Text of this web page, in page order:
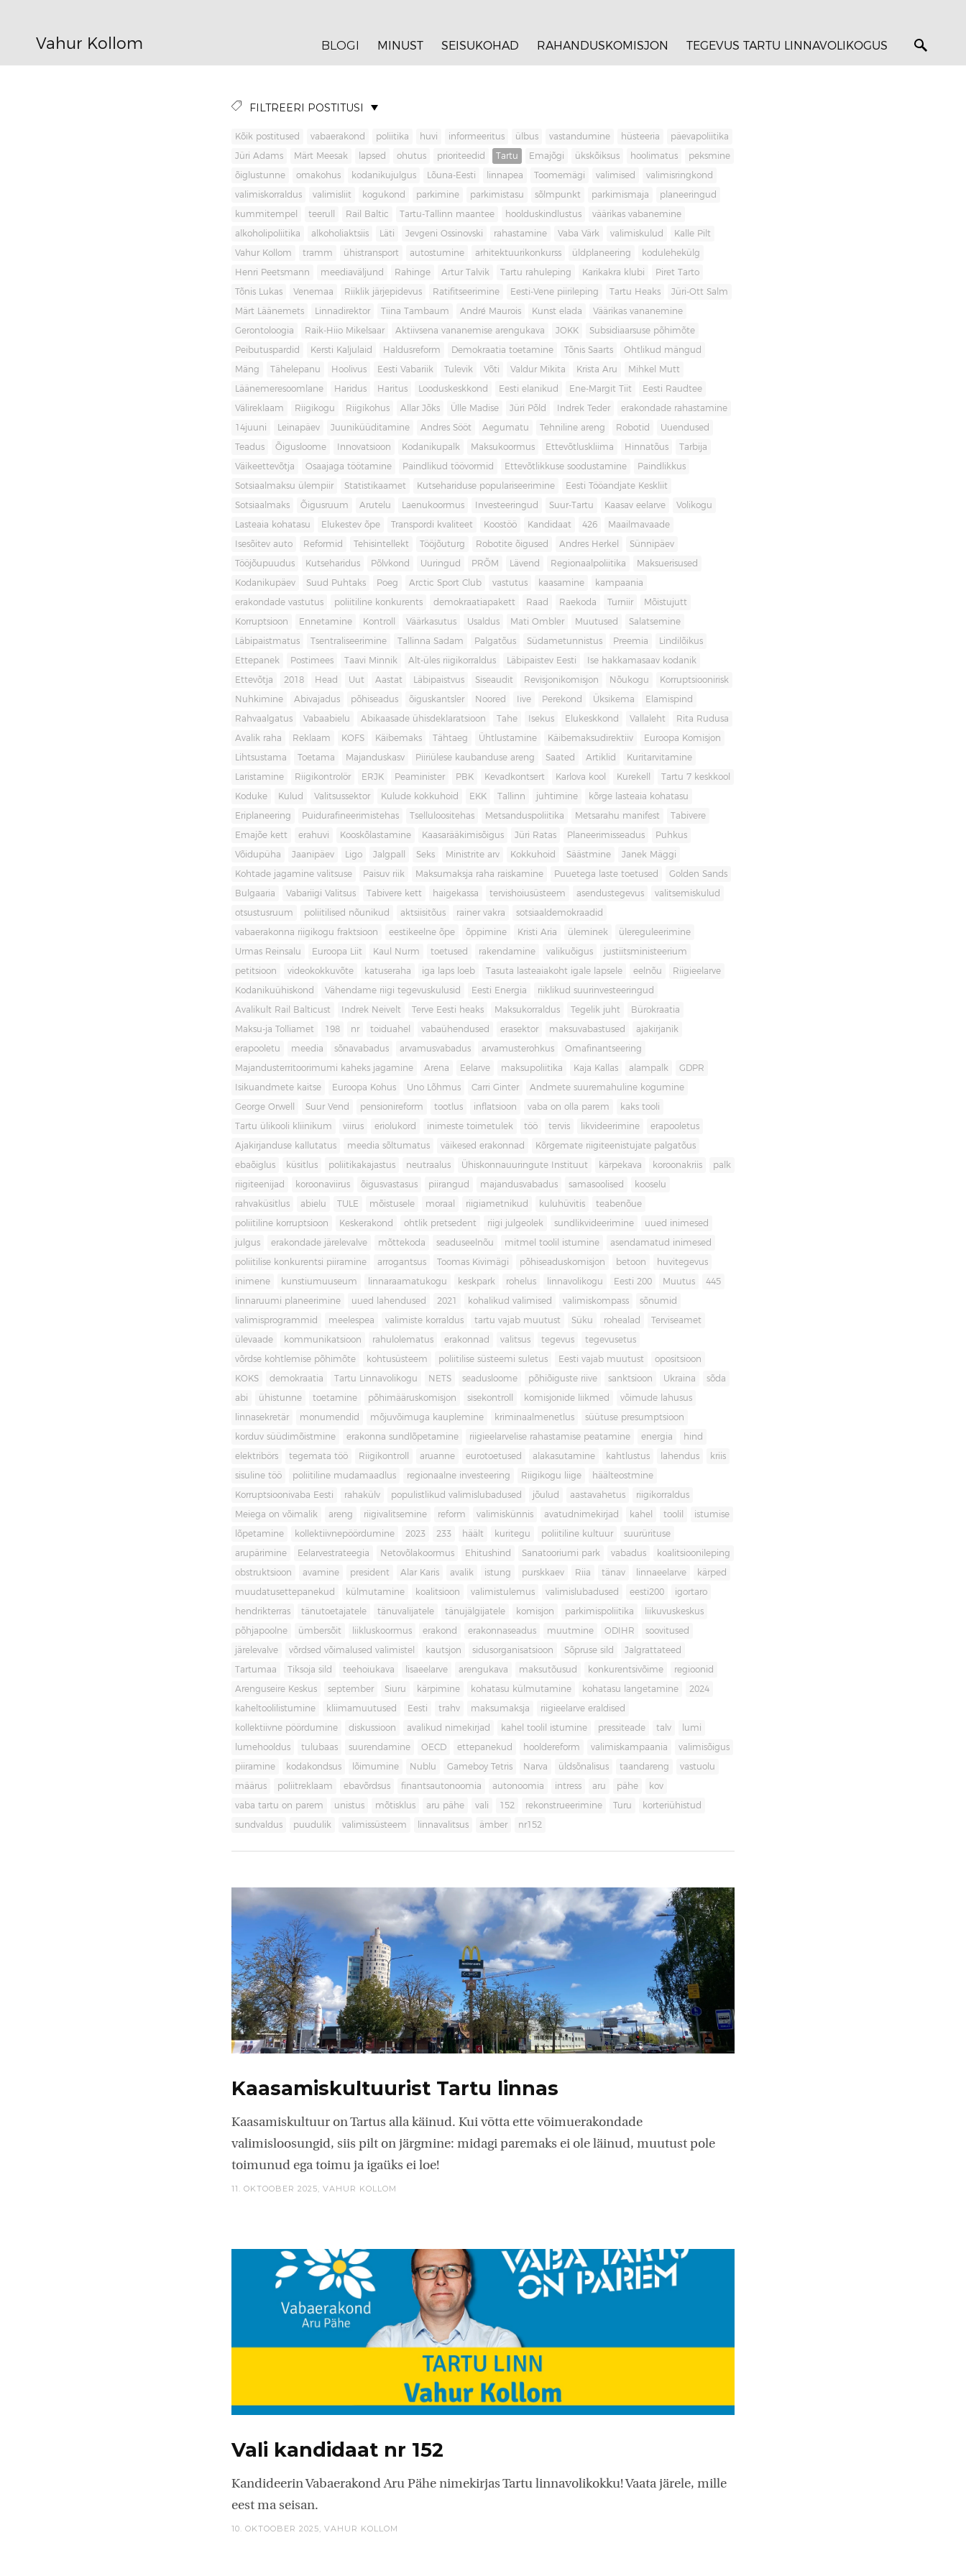
Vahur Kollom BLOGI MINUST SEISUKOHAD RAHANDUSKOMISJON TEGEVUS TARTU LINNAVOLIKOGUS
FILTREERI POSTITUSI
Kõik postitused vabaerakond poliitika huvi informeeritus ülbus vastandumine hüsteeria päevapoliitika
Jüri Adams Märt Meesak lapsed ohutus prioriteedid Tartu Emajõgi ükskõiksus hoolimatus peksmine
õiglustunne omakohus kodanikujulgus Lõuna-Eesti linnapea Toomemägi valimised valimisringkond
valimiskorraldus valimisliit kogukond parkimine parkimistasu sõlmpunkt parkimismaja planeeringud
kummitempel teerull Rail Baltic Tartu-Tallinn maantee hoolduskindlustus väärikas vabanemine
alkoholipoliitika alkoholiaktsiis Läti Jevgeni Ossinovski rahastamine Vaba Värk valimiskulud Kalle Pilt
Vahur Kollom tramm ühistransport autostumine arhitektuurikonkurss üldplaneering kodulehekülg
Henri Peetsmann meediaväljund Rahinge Artur Talvik Tartu rahuleping Karikakra klubi Piret Tarto
Tõnis Lukas Venemaa Riiklik järjepidevus Ratifitseerimine Eesti-Vene piirileping Tartu Heaks Jüri-Ott Salm
Märt Läänemets Linnadirektor Tiina Tambaum André Maurois Kunst elada Väärikas vananemine
Gerontoloogia Raik-Hiio Mikelsaar Aktiivsena vananemise arengukava JOKK Subsidiaarsuse põhimõte
Peibutuspardid Kersti Kaljulaid Haldusreform Demokraatia toetamine Tõnis Saarts Ohtlikud mängud
Mäng Tähelepanu Hoolivus Eesti Vabariik Tulevik Võti Valdur Mikita Krista Aru Mihkel Mutt
Läänemeresoomlane Haridus Haritus Looduskeskkond Eesti elanikud Ene-Margit Tiit Eesti Raudtee
Välireklaam Riigikogu Riigikohus Allar Jõks Ülle Madise Jüri Põld Indrek Teder erakondade rahastamine
14juuni Leinapäev Juuniküüditamine Andres Sööt Aegumatu Tehniline areng Robotid Uuendused
Teadus Õigusloome Innovatsioon Kodanikupalk Maksukoormus Ettevõtluskliima Hinnatõus Tarbija
Väikeettevõtja Osaajaga töötamine Paindlikud töövormid Ettevõtlikkuse soodustamine Paindlikkus
Sotsiaalmaksu ülempiir Statistikaamet Kutsehariduse populariseerimine Eesti Tööandjate Keskliit
Sotsiaalmaks Õigusruum Arutelu Laenukoormus Investeeringud Suur-Tartu Kaasav eelarve Volikogu
Lasteaia kohatasu Elukestev õpe Transpordi kvaliteet Koostöö Kandidaat 426 Maailmavaade
Isesõitev auto Reformid Tehisintellekt Tööjõuturg Robotite õigused Andres Herkel Sünnipäev
Tööjõupuudus Kutseharidus Põlvkond Uuringud PRÕM Lävend Regionaalpoliitika Maksuerisused
Kodanikupäev Suud Puhtaks Poeg Arctic Sport Club vastutus kaasamine kampaania
erakondade vastutus poliitiline konkurents demokraatiapakett Raad Raekoda Turniir Mõistujutt
Korruptsioon Ennetamine Kontroll Väärkasutus Usaldus Mati Ombler Muutused Salatsemine
Läbipaistmatus Tsentraliseerimine Tallinna Sadam Palgatõus Südametunnistus Preemia Lindilõikus
Ettepanek Postimees Taavi Minnik Alt-üles riigikorraldus Läbipaistev Eesti Ise hakkamasaav kodanik
Ettevõtja 2018 Head Uut Aastat Läbipaistvus Siseaudit Revisjonikomisjon Nõukogu Korruptsioonirisk
Nuhkimine Abivajadus põhiseadus õiguskantsler Noored Iive Perekond Üksikema Elamispind
Rahvaalgatus Vabaabielu Abikaasade ühisdeklaratsioon Tahe Isekus Elukeskkond Vallaleht Rita Rudusa
Avalik raha Reklaam KOFS Käibemaks Tähtaeg Ühtlustamine Käibemaksudirektiiv Euroopa Komisjon
Lihtsustama Toetama Majanduskasv Piiriülese kaubanduse areng Saated Artiklid Kuritarvitamine
Laristamine Riigikontrolör ERJK Peaminister PBK Kevadkontsert Karlova kool Kurekell Tartu 7 keskkool
Koduke Kulud Valitsussektor Kulude kokkuhoid EKK Tallinn juhtimine kõrge lasteaia kohatasu
Eriplaneering Puidurafineerimistehas Tselluloositehas Metsanduspoliitika Metsarahu manifest Tabivere
Emajõe kett erahuvi Kooskõlastamine Kaasarääkimisõigus Jüri Ratas Planeerimisseadus Puhkus
Võidupüha Jaanipäev Ligo Jalgpall Seks Ministrite arv Kokkuhoid Säästmine Janek Mäggi
Kohtade jagamine valitsuse Paisuv riik Maksumaksja raha raiskamine Puuetega laste toetused Golden Sands
Bulgaaria Vabariigi Valitsus Tabivere kett haigekassa tervishoiusüsteem asendustegevus valitsemiskulud
otsustusruum poliitilised nõunikud aktsiisitõus rainer vakra sotsiaaldemokraadid
vabaerakonna riigikogu fraktsioon eestikeelne õpe õppimine Kristi Aria üleminek ülereguleerimine
Urmas Reinsalu Euroopa Liit Kaul Nurm toetused rakendamine valikuõigus justiitsministeerium
petitsioon videokokkuvõte katuseraha iga laps loeb Tasuta lasteaiakoht igale lapsele eelnõu Riigieelarve
Kodanikuühiskond Vähendame riigi tegevuskulusid Eesti Energia riiklikud suurinvesteeringud
Avalikult Rail Balticust Indrek Neivelt Terve Eesti heaks Maksukorraldus Tegelik juht Bürokraatia
Maksu-ja Tolliamet 198 nr toiduahel vabaühendused erasektor maksuvabastused ajakirjanik
erapooletu meedia sõnavabadus arvamusvabadus arvamusterohkus Omafinantseering
Majandusterritoorimumi kaheks jagamine Arena Eelarve maksupoliitika Kaja Kallas alampalk GDPR
Isikuandmete kaitse Euroopa Kohus Uno Lõhmus Carri Ginter Andmete suuremahuline kogumine
George Orwell Suur Vend pensionireform tootlus inflatsioon vaba on olla parem kaks tooli
Tartu ülikooli kliinikum viirus eriolukord inimeste toimetulek töö tervis likvideerimine erapooletus
Ajakirjanduse kallutatus meedia sõltumatus väikesed erakonnad Kõrgemate riigiteenistujate palgatõus
ebaõiglus küsitlus poliitikakajastus neutraalus Ühiskonnauuringute Instituut kärpekava koroonakriis palk
riigiteenijad koroonaviirus õigusvastasus piirangud majandusvabadus samasoolised kooselu
rahvaküsitlus abielu TULE mõistusele moraal riigiametnikud kuluhüvitis teabenõue
poliitiline korruptsioon Keskerakond ohtlik pretsedent riigi julgeolek sundlikvideerimine uued inimesed
julgus erakondade järelevalve mõttekoda seaduseelnõu mitmel toolil istumine asendamatud inimesed
poliitilise konkurentsi piiramine arrogantsus Toomas Kivimägi põhiseaduskomisjon betoon huvitegevus
inimene kunstiumuuseum linnaraamatukogu keskpark rohelus linnavolikogu Eesti 200 Muutus 445
linnaruumi planeerimine uued lahendused 2021 kohalikud valimised valimiskompass sõnumid
valimisprogrammid meelespea valimiste korraldus tartu vajab muutust Süku rohealad Terviseamet
ülevaade kommunikatsioon rahulolematus erakonnad valitsus tegevus tegevusetus
võrdse kohtlemise põhimõte kohtusüsteem poliitilise süsteemi suletus Eesti vajab muutust opositsioon
KOKS demokraatia Tartu Linnavolikogu NETS seadusloome põhiõiguste riive sanktsioon Ukraina sõda
abi ühistunne toetamine põhimääruskomisjon sisekontroll komisjonide liikmed võimude lahusus
linnasekretär monumendid mõjuvõimuga kauplemine kriminaalmenetlus süütuse presumptsioon
korduv süüdimõistmine erakonna sundlõpetamine riigieelarvelise rahastamise peatamine energia hind
elektribörs tegemata töö Riigikontroll aruanne eurotoetused alakasutamine kahtlustus lahendus kriis
sisuline töö poliitiline mudamaadlus regionaalne investeering Riigikogu liige häälteostmine
Korruptsioonivaba Eesti rahakülv populistlikud valimislubadused jõulud aastavahetus riigikorraldus
Meiega on võimalik areng riigivalitsemine reform valimiskünnis avatudnimekirjad kahel toolil istumise
lõpetamine kollektiivnepöördumine 2023 233 häält kuritegu poliitiline kultuur suurürituse
arupärimine Eelarvestrateegia Netovõlakoormus Ehitushind Sanatooriumi park vabadus koalitsioonileping
obstruktsioon avamine president Alar Karis avalik istung purskkaev Riia tänav linnaeelarve kärped
muudatusettepanekud külmutamine koalitsioon valimistulemus valimislubadused eesti200 igortaro
hendrikterras tänutoetajatele tänuvalijatele tänujälgijatele komisjon parkimispoliitika liikuvuskeskus
põhjapoolne ümbersõit liikluskoormus erakond erakonnaseadus muutmine ODIHR soovitused
järelevalve võrdsed võimalused valimistel kautsjon sidusorganisatsioon Sõpruse sild Jalgrattateed
Tartumaa Tiksoja sild teehoiukava lisaeelarve arengukava maksutõusud konkurentsivõime regioonid
Arenguseire Keskus september Siuru kärpimine kohatasu külmutamine kohatasu langetamine 2024
kaheltoolilistumine kliimamuutused Eesti trahv maksumaksja riigieelarve eraldised
kollektiivne pöördumine diskussioon avalikud nimekirjad kahel toolil istumine pressiteade talv lumi
lumehooldus tulubaas suurendamine OECD ettepanekud hooldereform valimiskampaania valimisõigus
piiramine kodakondsus lõimumine Nublu Gameboy Tetris Narva üldsõnalisus taandareng vastuolu
määrus poliitreklaam ebavõrdsus finantsautonoomia autonoomia intress aru pähe kov
vaba tartu on parem unistus mõtisklus aru pähe vali 152 rekonstrueerimine Turu korteriühistud
sundvaldus puudulik valimissüsteem linnavalitsus ämber nr152
Kaasamiskultuurist Tartu linnas
Kaasamiskultuur on Tartus alla käinud. Kui võtta ette võimuerakondade
valimisloosungid, siis pilt on järgmine: midagi paremaks ei ole läinud, muutust pole
toimunud ega toimu ja igaüks ei loe!
11. OKTOOBER 2025, VAHUR KOLLOM
Vali kandidaat nr 152
Kandideerin Vabaerakond Aru Pähe nimekirjas Tartu linnavolikokku! Vaata järele, mille
eest ma seisan.
10. OKTOOBER 2025, VAHUR KOLLOM